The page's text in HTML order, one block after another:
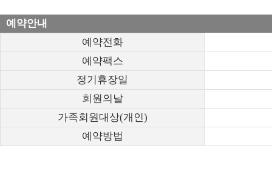
예약안내
예약전화
예약팩스
정기휴장일
회원의날
가족회원대상(개인)
예약방법